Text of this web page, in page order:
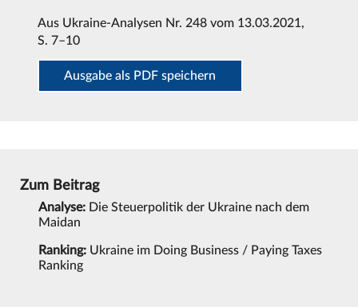
Aus Ukraine-Analysen Nr. 248 vom 13.03.2021,
S. 7–10
Ausgabe als PDF speichern
Zum Beitrag
Analyse: Die Steuerpolitik der Ukraine nach dem
Maidan
Ranking: Ukraine im Doing Business / Paying Taxes
Ranking